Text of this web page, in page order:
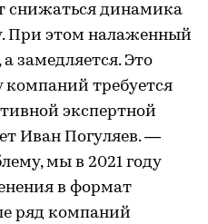
снижаться динамика
При этом налаженный
замедляется. Это
компаний требуется
экспертной
Иван Погуляев. —
мы в 2021 году
в формат
ряд компаний